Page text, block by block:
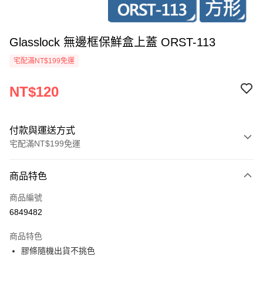
Glasslock 無邊框保鮮盒上蓋 ORST-113
宅配滿NT$199免運
NT$120
付款與運送方式
宅配滿NT$199免運
信用卡一次付款
超商取貨付款
Apple Pay
商品特色
商品編號
6849482
商品特色
膠條隨機出貨不挑色